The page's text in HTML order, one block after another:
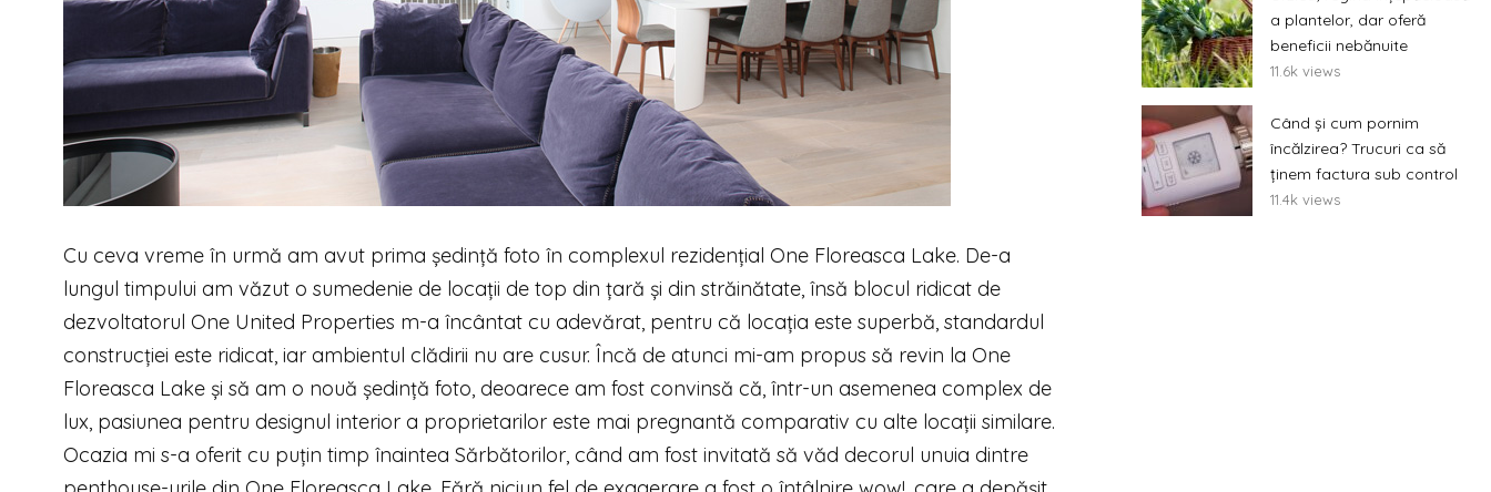
Cu ceva vreme în urmă am avut prima ședință foto în complexul rezidențial One Floreasca Lake. De-a
lungul timpului am văzut o sumedenie de locații de top din țară și din străinătate, însă blocul ridicat de
dezvoltatorul One United Properties m-a încântat cu adevărat, pentru că locația este superbă, standardul
construcției este ridicat, iar ambientul clădirii nu are cusur. Încă de atunci mi-am propus să revin la One
Floreasca Lake și să am o nouă ședință foto, deoarece am fost convinsă că, într-un asemenea complex de
lux, pasiunea pentru designul interior a proprietarilor este mai pregnantă comparativ cu alte locații similare.
Ocazia mi s-a oferit cu puțin timp înaintea Sărbătorilor, când am fost invitată să văd decorul unuia dintre
a plantelor, dar oferă
beneficii nebănuite
11.6k views
Când și cum pornim
încălzirea? Trucuri ca să
ținem factura sub control
11.4k views